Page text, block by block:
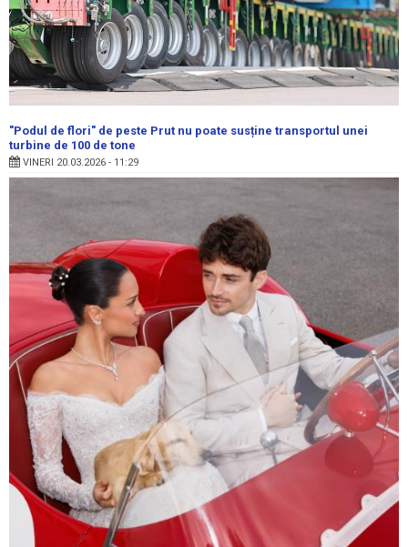
"Podul de flori" de peste Prut nu poate susține transportul unei
turbine de 100 de tone
VINERI 20.03.2026 - 11:29